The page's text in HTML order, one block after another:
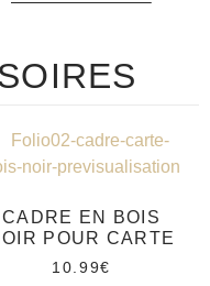
CADRE EN BOIS
POUR CARTE
10.99€